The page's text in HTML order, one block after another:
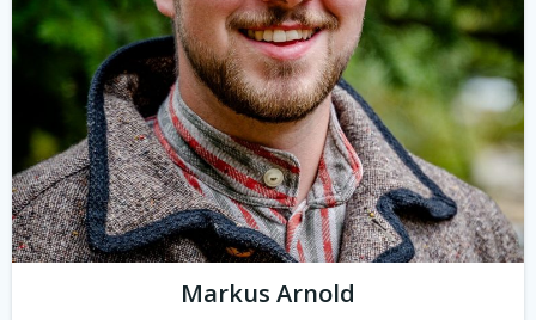
Markus Arnold